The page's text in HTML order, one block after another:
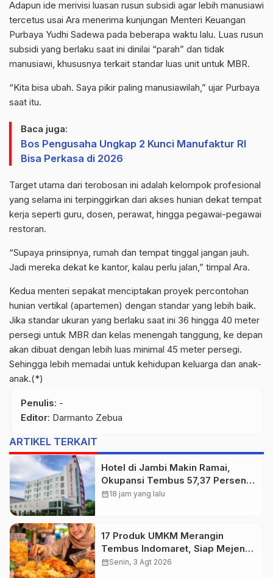
Adapun ide merivisi luasan rusun subsidi agar lebih manusiawi
tercetus usai Ara menerima kunjungan Menteri Keuangan
Purbaya Yudhi Sadewa pada beberapa waktu lalu. Luas rusun
subsidi yang berlaku saat ini dinilai “parah” dan tidak
manusiawi, khususnya terkait standar luas unit untuk MBR.
“Kita bisa ubah. Saya pikir paling manusiawilah,” ujar Purbaya
saat itu.
Baca juga:
Bos Pengusaha Ungkap 2 Kunci Manufaktur RI
Bisa Perkasa di 2026
Target utama dari terobosan ini adalah kelompok profesional
yang selama ini terpinggirkan dari akses hunian dekat tempat
kerja seperti guru, dosen, perawat, hingga pegawai-pegawai
restoran.
“Supaya prinsipnya, rumah dan tempat tinggal jangan jauh.
Jadi mereka dekat ke kantor, kalau perlu jalan,” timpal Ara.
Kedua menteri sepakat menciptakan proyek percontohan
hunian vertikal (apartemen) dengan standar yang lebih baik.
Jika standar ukuran yang berlaku saat ini 36 hingga 40 meter
persegi untuk MBR dan kelas menengah tanggung, ke depan
akan dibuat dengan lebih luas minimal 45 meter persegi.
Sehingga lebih memadai untuk kehidupan keluarga dan anak-
anak.(*)
Penulis: -
Editor: Darmanto Zebua
ARTIKEL TERKAIT
Hotel di Jambi Makin Ramai,
Okupansi Tembus 57,37 Persen
pada Juni 2026
calendar_month18 jam yang lalu
17 Produk UMKM Merangin
Tembus Indomaret, Siap Mejeng
di Ribuan Gerai
calendar_monthSenin, 3 Agt 2026